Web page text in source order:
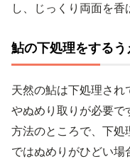
し、じっくり両面を香
鮎の下処理をする
天然の鮎は下処理され
やぬめり取りが必要で
方法のところで、下処
ではぬめりがひどい